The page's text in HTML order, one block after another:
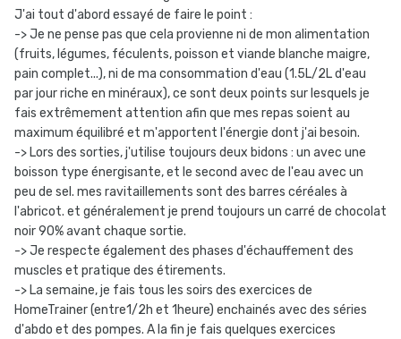
J'ai tout d'abord essayé de faire le point :
-> Je ne pense pas que cela provienne ni de mon alimentation
(fruits, légumes, féculents, poisson et viande blanche maigre,
pain complet...), ni de ma consommation d'eau (1.5L/2L d'eau
par jour riche en minéraux), ce sont deux points sur lesquels je
fais extrêmement attention afin que mes repas soient au
maximum équilibré et m'apportent l'énergie dont j'ai besoin.
-> Lors des sorties, j'utilise toujours deux bidons : un avec une
boisson type énergisante, et le second avec de l'eau avec un
peu de sel. mes ravitaillements sont des barres céréales à
l'abricot. et généralement je prend toujours un carré de chocolat
noir 90% avant chaque sortie.
-> Je respecte également des phases d'échauffement des
muscles et pratique des étirements.
-> La semaine, je fais tous les soirs des exercices de
HomeTrainer (entre1/2h et 1heure) enchainés avec des séries
d'abdo et des pompes. A la fin je fais quelques exercices